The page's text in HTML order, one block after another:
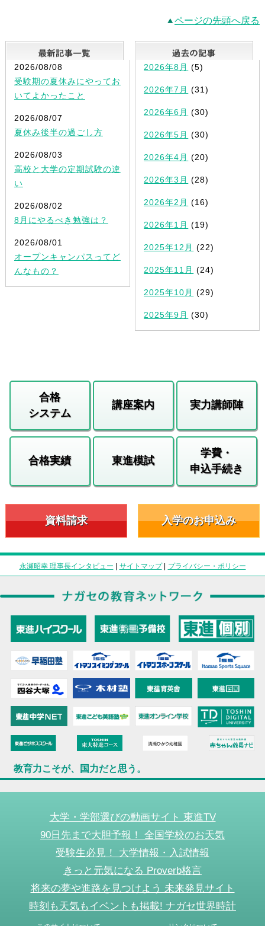
ページの先頭へ戻る
最新記事一覧
2026/08/08
受験期の夏休みにやってお
いてよかったこと
2026/08/07
夏休み後半の過ごし方
2026/08/03
高校と大学の定期試験の違
い
2026/08/02
8月にやるべき勉強は？
2026/08/01
オープンキャンパスってど
んなもの？
2026年8月 (5)
2026年7月 (31)
2026年6月 (30)
2026年5月 (30)
2026年4月 (20)
2026年3月 (28)
2026年2月 (16)
2026年1月 (19)
2025年12月 (22)
2025年11月 (24)
2025年10月 (29)
2025年9月 (30)
合格
システム
講座案内 実力講師陣
合格実績 東進模試
学費・
申込手続き
資料請求 入学のお申込み
永瀬昭幸 理事長インタビュー | サイトマップ| プライバシー・ポリシー
教育力こそが、国力だと思う。
大学・学部選びの動画サイト 東進TV
90日先まで大胆予報！ 全国学校のお天気
受験生必見！ 大学情報・入試情報
きっと元気になる Proverb格言
将来の夢や進路を見つけよう 未来発見サイト
時刻も天気もイベントも掲載! ナガセ世界時計